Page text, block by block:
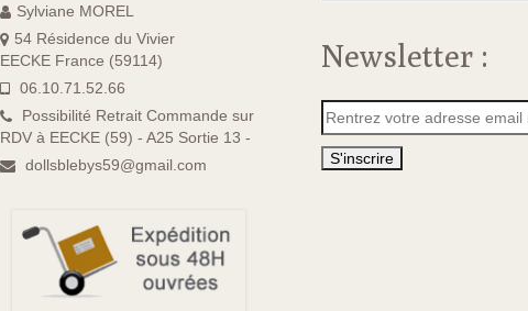
Sylviane MOREL
54 Résidence du Vivier
EECKE France (59114)
06.10.71.52.66
Possibilité Retrait Commande sur
RDV à EECKE (59) - A25 Sortie 13 -
dollsblebys59@gmail.com
Newsletter :